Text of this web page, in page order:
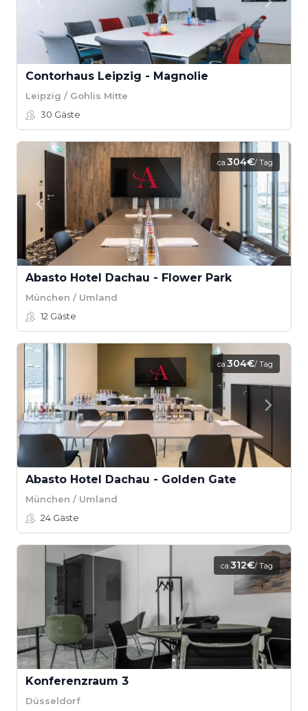
Contorhaus Leipzig - Magnolie
Leipzig / Gohlis Mitte
30 Gäste
ca.304€/ Tag
Abasto Hotel Dachau - Flower Park
München / Umland
12 Gäste
ca.304€/ Tag
Abasto Hotel Dachau - Golden Gate
München / Umland
24 Gäste
ca.312€/ Tag
Konferenzraum 3
Düsseldorf